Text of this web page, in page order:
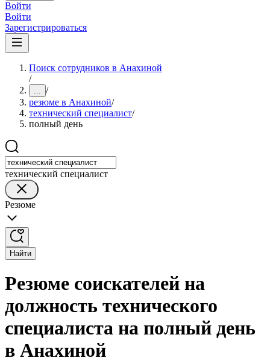
Войти
Войти
Зарегистрироваться
Поиск сотрудников в Анахиной
/
... /
резюме в Анахиной/
технический специалист/
полный день
технический специалист
Резюме
Найти
Резюме соискателей на
должность технического
специалиста на полный день
в Анахиной